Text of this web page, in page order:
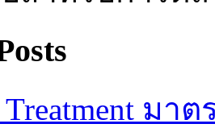
Treatment ม